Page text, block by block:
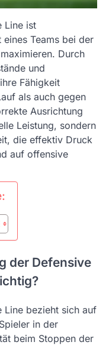
Line ist
Teams bei der
Durch
und
Fähigkeit
als auch gegen
Ausrichtung
Leistung, sondern
die effektiv Druck
auf offensive
der Defensive
Line bezieht sich auf
in der
beim Stoppen der